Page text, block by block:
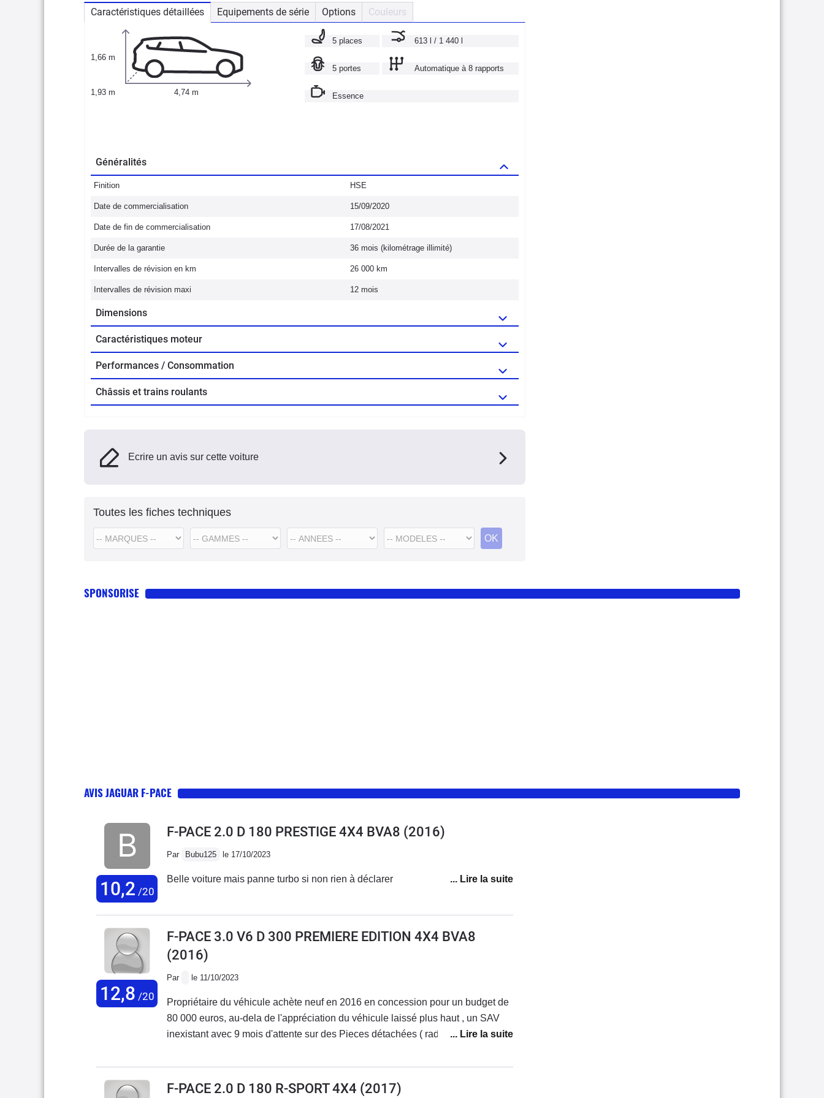
Caractéristiques détaillées Equipements de série Options Couleurs
1,66 m
1,93 m 4,74 m
5 places 613 l / 1 440 l
5 portes Automatique à 8 rapports
Essence
Généralités
Finition HSE
Date de commercialisation 15/09/2020
Date de fin de commercialisation 17/08/2021
Durée de la garantie 36 mois (kilométrage illimité)
Intervalles de révision en km 26 000 km
Intervalles de révision maxi 12 mois
Dimensions
Caractéristiques moteur
Performances / Consommation
Châssis et trains roulants
Ecrire un avis sur cette voiture
Toutes les fiches techniques
SPONSORISE
AVIS JAGUAR F-PACE
10,2 /20
F-PACE 2.0 D 180 PRESTIGE 4X4 BVA8 (2016)
Par Bubu125 le 17/10/2023
Belle voiture mais panne turbo si non rien à déclarer
12,8 /20
F-PACE 3.0 V6 D 300 PREMIERE EDITION 4X4 BVA8
(2016)
Par le 11/10/2023
Propriétaire du véhicule achète neuf en 2016 en concession pour un budget de
80 000 euros, au-dela de l'appréciation du véhicule laissé plus haut , un SAV
inexistant avec 9 mois d'attente sur des Pieces détachées ( radiateur) 1 an sur
du mot client.( octobre 2023) et qui ne rappelle même pas ( la concession
n'ayant aucun pouvoir)Ce n'est pas digne d'une marque comme Jaguar et d'un
F-PACE 2.0 D 180 R-SPORT 4X4 (2017)